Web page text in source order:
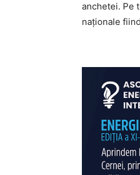
anchetei. Pe
naționale